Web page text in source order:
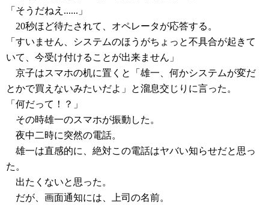
「そうだねえ......」
20秒ほど待たされて、オペレータが応答する。
「すいません、システムのほうがちょっと不具合が起きて
いて、今受け付けることが出来ません」
京子はスマホの机に置くと「雄一、何かシステムが変だ
とかで買えないみたいだよ」と溜息交じりに言った。
「何だって！？」
その時雄一のスマホが振動した。
夜中二時に突然の電話。
雄一は直感的に、絶対この電話はヤバい知らせだと思っ
た。
出たくないと思った。
だが、画面通知には、上司の名前。